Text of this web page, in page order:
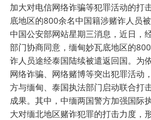
加大对电信网络诈骗等犯罪活动的打
底地区的800余名中国籍涉赌诈人员
中国公安部网站星期三消息，近日，
部门协商同意，缅甸妙瓦底地区的
诈人员途经泰国陆续被遣返回国。为
网络诈骗、网络赌博等突出犯罪活动
方与缅甸、泰国执法部门启动联合打
成果。其中，中缅两国警方加强国际
大对缅北地区赌诈犯罪的打击力度，